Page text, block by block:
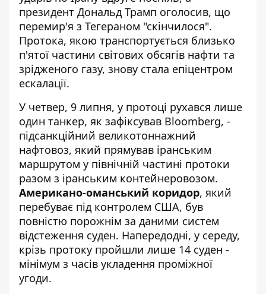
президент Дональд Трамп оголосив, що
перемир'я з Тегераном "скінчилося".
Протока, якою транспортується близько
п'ятої частини світових обсягів нафти та
зрідженого газу, знову стала епіцентром
ескалації.
У четвер, 9 липня, у протоці рухався лише
один танкер, як зафіксував Bloomberg, -
підсанкційний великотоннажний
нафтовоз, який прямував іранським
маршрутом у північній частині протоки
разом з іранським контейнеровозом.
Американо-оманський коридор, який
перебуває під контролем США, був
повністю порожнім за даними систем
відстеження суден. Напередодні, у середу,
крізь протоку пройшли лише 14 суден -
мінімум з часів укладення проміжної
угоди.